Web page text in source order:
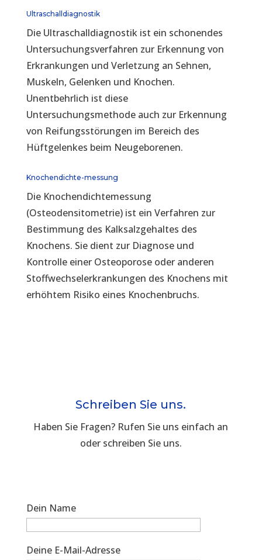
Ultraschalldiagnostik
Die Ultraschalldiagnostik ist ein schonendes
Untersuchungsverfahren zur Erkennung von
Erkrankungen und Verletzung an Sehnen,
Muskeln, Gelenken und Knochen.
Unentbehrlich ist diese
Untersuchungsmethode auch zur Erkennung
von Reifungsstörungen im Bereich des
Hüftgelenkes beim Neugeborenen.
Knochendichte-messung
Die Knochendichtemessung
(Osteodensitometrie) ist ein Verfahren zur
Bestimmung des Kalksalzgehaltes des
Knochens. Sie dient zur Diagnose und
Kontrolle einer Osteoporose oder anderen
Stoffwechselerkrankungen des Knochens mit
erhöhtem Risiko eines Knochenbruchs.
Schreiben Sie uns.
Haben Sie Fragen? Rufen Sie uns einfach an
oder schreiben Sie uns.
Dein Name
Deine E-Mail-Adresse